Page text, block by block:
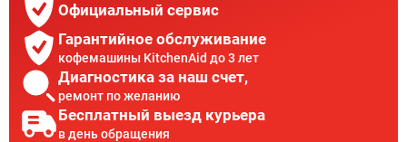
Официальный сервис
Гарантийное обслуживание
кофемашины KitchenAid до 3 лет
Диагностика за наш счет,
ремонт по желанию
Бесплатный выезд курьера
в день обращения